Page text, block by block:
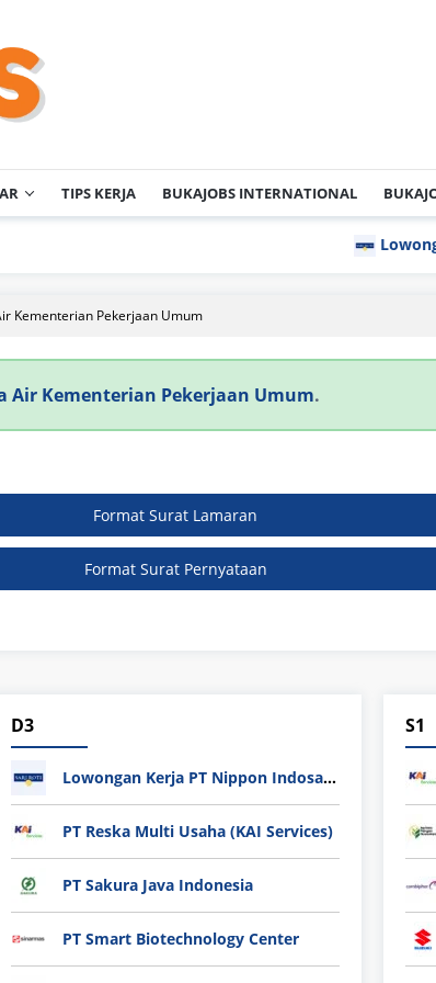
TIPS KERJA BUKAJOBS INTERNATIONAL
Kementerian Pekerjaan Umum
Air Kementerian Pekerjaan Umum.
Format Surat Lamaran
Format Surat Pernyataan
D3
Lowongan Kerja PT Nippon Indosari Corpindo Tbk. Bulan Agustus 2026
PT Reska Multi Usaha (KAI Services)
PT Sakura Java Indonesia
PT Smart Biotechnology Center
S1